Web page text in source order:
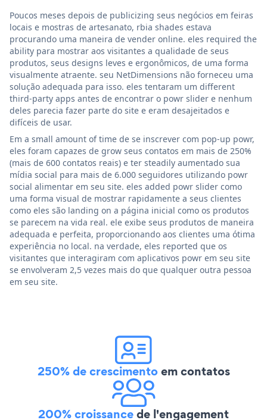
Poucos meses depois de publicizing seus negócios em feiras
locais e mostras de artesanato, rbia shades estava
procurando uma maneira de vender online. eles required the
ability para mostrar aos visitantes a qualidade de seus
produtos, seus designs leves e ergonômicos, de uma forma
visualmente atraente. seu NetDimensions não forneceu uma
solução adequada para isso. eles tentaram um different
third-party apps antes de encontrar o powr slider e nenhum
deles parecia fazer parte do site e eram desajeitados e
difíceis de usar.
Em a small amount of time de se inscrever com pop-up powr,
eles foram capazes de grow seus contatos em mais de 250%
(mais de 600 contatos reais) e ter steadily aumentado sua
mídia social para mais de 6.000 seguidores utilizando powr
social alimentar em seu site. eles added powr slider como
uma forma visual de mostrar rapidamente a seus clientes
como eles são landing on a página inicial como os produtos
se parecem na vida real. ele exibe seus produtos de maneira
adequada e perfeita, proporcionando aos clientes uma ótima
experiência no local. na verdade, eles reported que os
visitantes que interagiram com aplicativos powr em seu site
se envolveram 2,5 vezes mais do que qualquer outra pessoa
em seu site.
250% de crescimentoem contatos
200% croissancede l'engagement